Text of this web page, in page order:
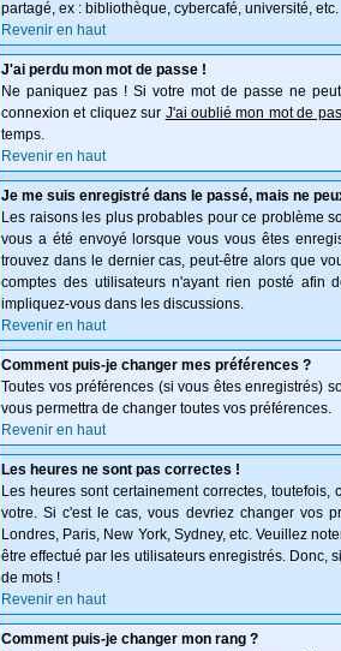
partagé, ex : bibliothèque, cybercafé, université, etc.
Revenir en haut
J'ai perdu mon mot de passe !
Ne paniquez pas ! Si votre mot de passe ne
connexion et cliquez sur J'ai oublié mon mot de
temps.
Revenir en haut
Je me suis enregistré dans le passé, mais ne
Les raisons les plus probables pour ce problème
vous a été envoyé lorsque vous vous êtes
trouvez dans le dernier cas, peut-être alors que
comptes des utilisateurs n'ayant rien posté
impliquez-vous dans les discussions.
Revenir en haut
Comment puis-je changer mes préférences ?
Toutes vos préférences (si vous êtes enregistrés)
vous permettra de changer toutes vos préférences.
Revenir en haut
Les heures ne sont pas correctes !
Les heures sont certainement correctes,
votre. Si c'est le cas, vous devriez changer vos
Londres, Paris, New York, Sydney, etc. Veuillez
être effectué par les utilisateurs enregistrés. Donc,
de mots !
Revenir en haut
Comment puis-je changer mon rang ?